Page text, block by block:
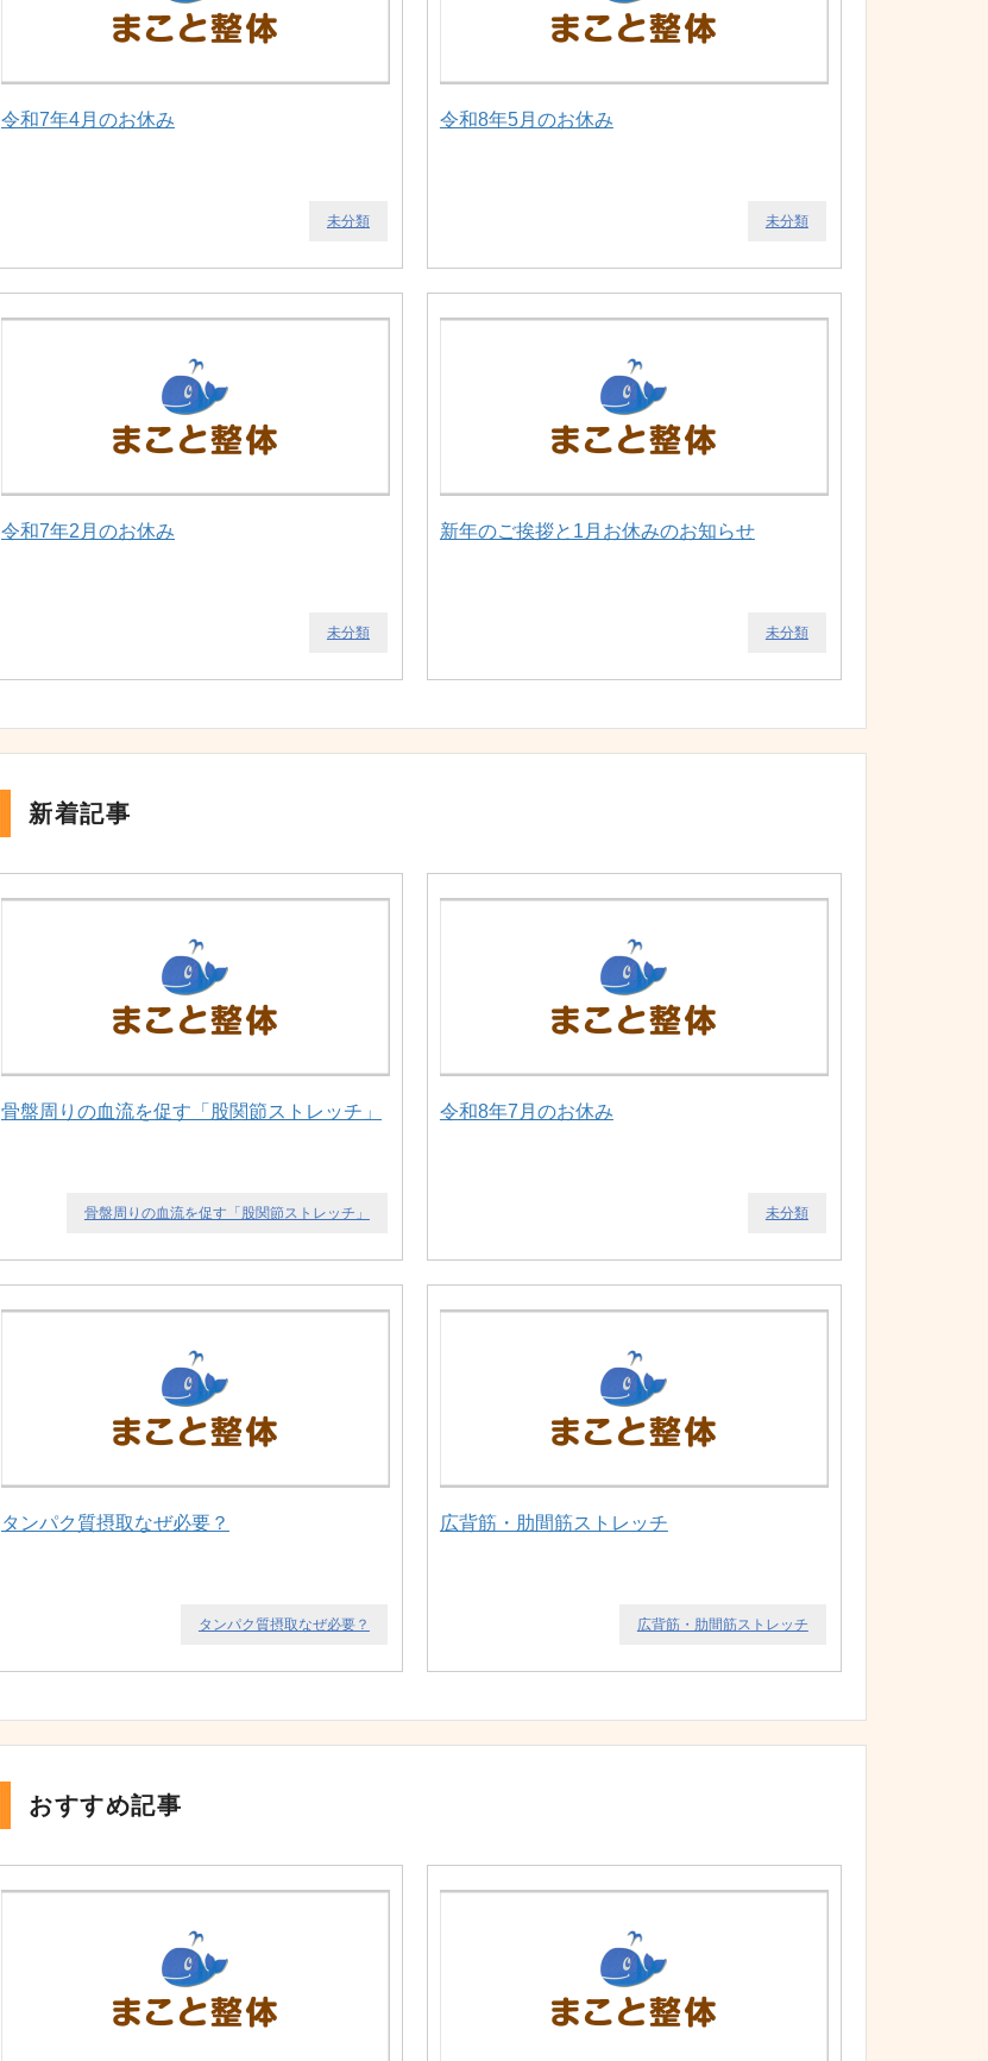
令和7年4月のお休み
未分類
令和8年5月のお休み
未分類
令和7年2月のお休み
未分類
新年のご挨拶と1月お休みのお知らせ
未分類
新着記事
骨盤周りの血流を促す「股関節ストレッチ」
骨盤周りの血流を促す「股関節ストレッチ」
令和8年7月のお休み
未分類
タンパク質摂取なぜ必要？
タンパク質摂取なぜ必要？
広背筋・肋間筋ストレッチ
広背筋・肋間筋ストレッチ
おすすめ記事